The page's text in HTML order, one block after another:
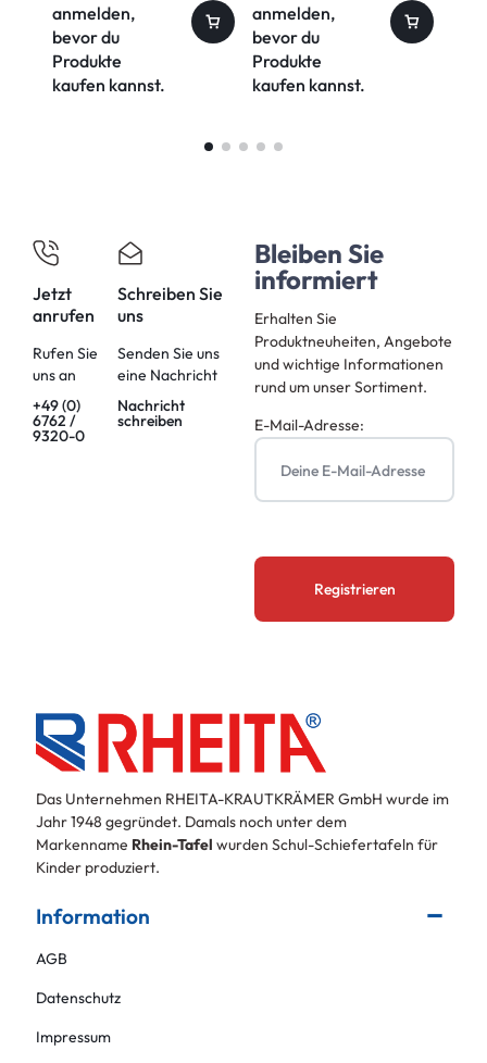
anmelden,
bevor du
Produkte
kaufen kannst.
anmelden,
bevor du
Produkte
kaufen kannst.
Jetzt
anrufen
Rufen Sie
uns an
+49 (0)
6762 /
9320-0
Schreiben Sie
uns
Senden Sie uns
eine Nachricht
Nachricht
schreiben
Bleiben Sie
informiert
Erhalten Sie
Produktneuheiten, Angebote
und wichtige Informationen
rund um unser Sortiment.
E-Mail-Adresse:
Das Unternehmen RHEITA-KRAUTKRÄMER GmbH wurde im
Jahr 1948 gegründet. Damals noch unter dem
Markenname Rhein-Tafel wurden Schul-Schiefertafeln für
Kinder produziert.
Information
AGB
Datenschutz
Impressum